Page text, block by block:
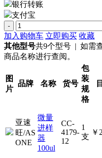
银行转账
支付宝
-
加入购物车 立即购买 收藏
其他型号共9个型号 | 如需
商品名称进行查阅。
图
片
品牌 名称 货号
包
装
规
格
亚速
旺/AS
ONE
微量
进样
器
100ul
CC-
4179-
12
1
支
￥